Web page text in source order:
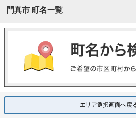
門真市 町名一覧
エリア選択画面へ戻